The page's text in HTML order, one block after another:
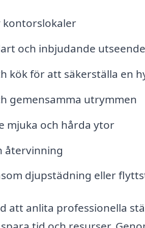
kontorslokaler
och inbjudande utseende
kök för att säkerställa en
gemensamma utrymmen
mjuka och hårda ytor
återvinning
djupstädning eller
att anlita professionella